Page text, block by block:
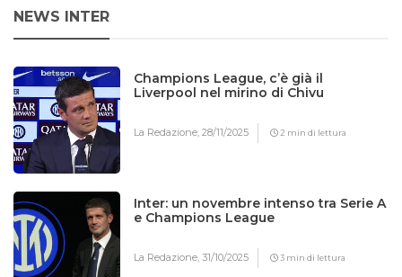
NEWS INTER
Champions League, c’è già il
Liverpool nel mirino di Chivu
La Redazione,28/11/2025 2 min di lettura
Inter: un novembre intenso tra Serie A
e Champions League
La Redazione,31/10/2025 3 min di lettura